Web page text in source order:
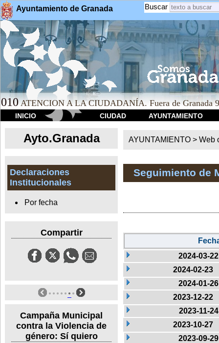
Ayuntamiento de Granada Buscar
010 ATENCION A LA CIUDADANÍA. Fuera de Granada
INICIO CIUDAD AYUNTAMIENTO
Ayto.Granada
Declaraciones
Institucionales
Por fecha
Compartir
Campaña Municipal
contra la Violencia de
género: Sí quiero
AYUNTAMIENTO > Web
Seguimiento de
2024-03-22
2024-02-23
2024-01-26
2023-12-22
2023-11-24
2023-10-27
2023-09-29